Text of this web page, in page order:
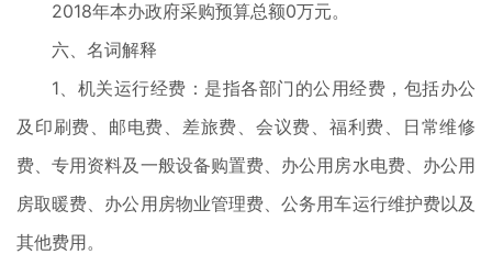
2018年本办政府采购预算总额0万元。
六、名词解释
1、机关运行经费：是指各部门的公用经费，包括办公
及印刷费、邮电费、差旅费、会议费、福利费、日常维修
费、专用资料及一般设备购置费、办公用房水电费、办公用
房取暖费、办公用房物业管理费、公务用车运行维护费以及
其他费用。